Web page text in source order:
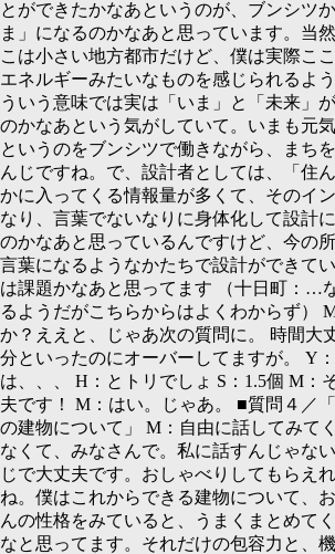
とができたかなあというのが、ブンシツ
ま」になるのかなあと思っています。当
こは小さい地方都市だけど、僕は実際こ
エネルギーみたいなものを感じられるよ
ういう意味では実は「いま」と「未来」
のかなあという気がしていて。いまも元
というのをブンシツで働きながら、まち
んじですね。で、設計者としては、「住
かに入ってくる情報量が多くて、そのイ
なり、言葉でないなりに身体化して設計
のかなあと思っているんですけど、今の
言葉になるようなかたちで設計ができて
は課題かなあと思ってます （十日町：…
るようだがこちらからはよくわからず）
か？ええと、じゃあ次の質問に。 時間大
分といったのにオーバーしてますが。 Y：
は、、、 H： とトリでしょ S：1.5個 M：
夫です！ M： はい。じゃあ。 ■質問４／
の建物について」 M： 自由に話してみて
なくて、みなさんで。私に話すんじゃな
じで大丈夫です。おしゃべりしてもらえ
ね。僕はこれからできる建物について、
んの性格をみていると、うまくまとめて
なと思ってます。それだけの包容力と、